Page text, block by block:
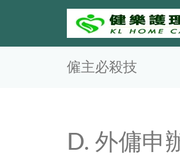
僱主必殺技
D. 外傭申